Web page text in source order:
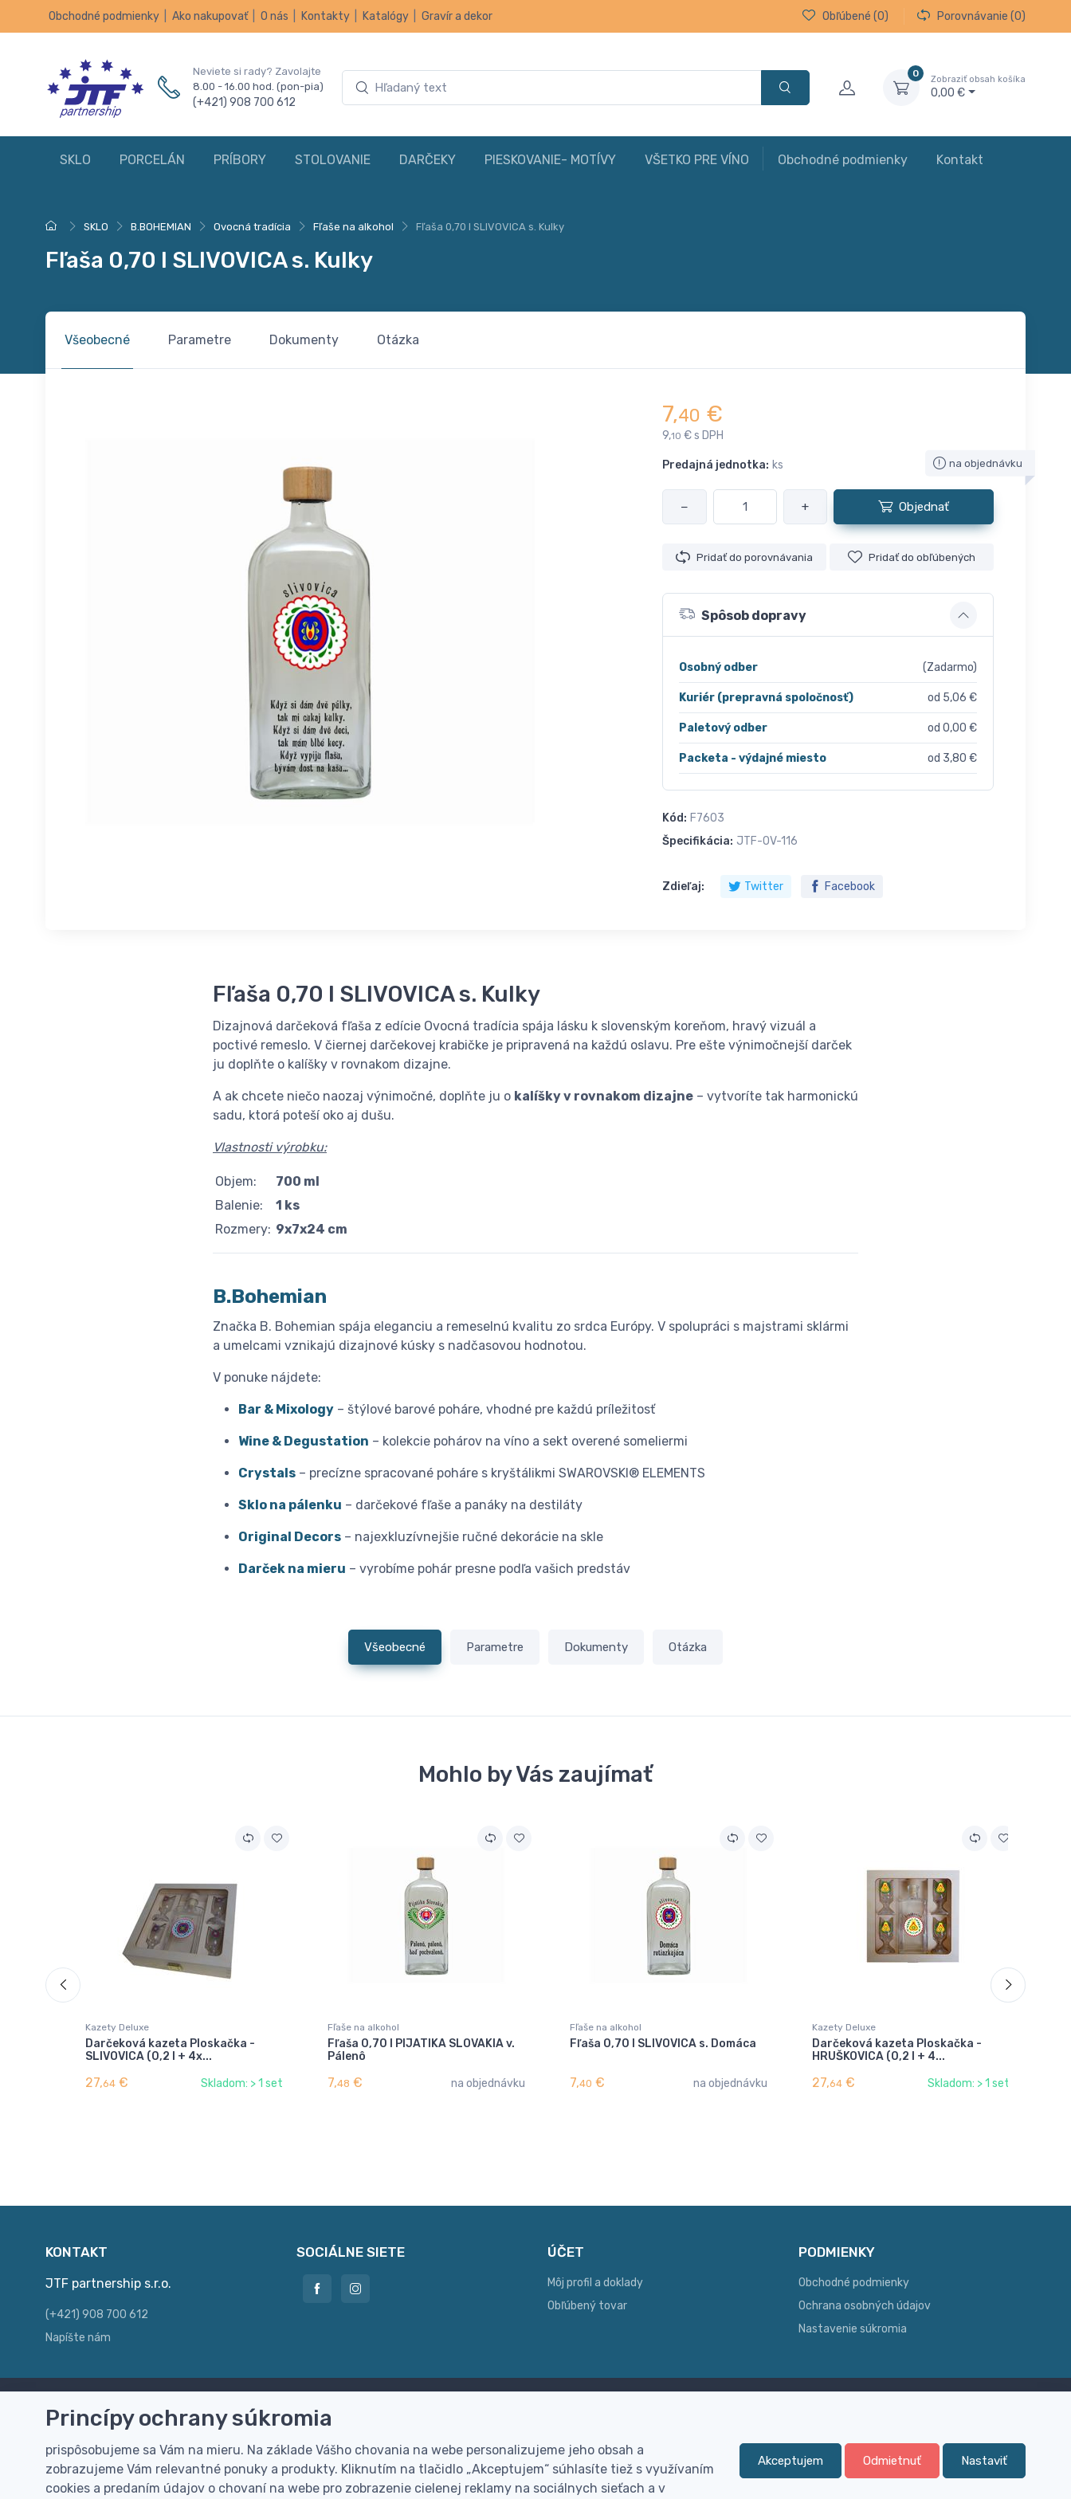
Obchodné podmienky Ako nakupovať O nás Kontakty Katalógy Gravír a dekor Obľúbené (0) Porovnávanie (0)
Neviete si rady? Zavolajte
8.00 - 16.00 hod. (pon-pia)
(+421) 908 700 612
0
Zobraziť obsah košíka
0,00 €
SKLO PORCELÁN PRÍBORY STOLOVANIE DARČEKY PIESKOVANIE- MOTÍVY VŠETKO PRE VÍNO Obchodné podmienky Kontakt
SKLO B.BOHEMIAN Ovocná tradícia Fľaše na alkohol Fľaša 0,70 l SLIVOVICA s. Kulky
Fľaša 0,70 l SLIVOVICA s. Kulky
Všeobecné Parametre Dokumenty Otázka
7,40 €
9,10 € s DPH
Predajná jednotka: ks na objednávku
− + Objednať
Pridať do porovnávania Pridať do obľúbených
Spôsob dopravy
Osobný odber (Zadarmo)
Kuriér (prepravná spoločnosť) od 5,06 €
Paletový odber od 0,00 €
Packeta - výdajné miesto od 3,80 €
Kód: F7603
Špecifikácia: JTF-OV-116
Zdieľaj: Twitter Facebook
Fľaša 0,70 l SLIVOVICA s. Kulky
Dizajnová darčeková fľaša z edície Ovocná tradícia spája lásku k slovenským koreňom, hravý vizuál a
poctivé remeslo. V čiernej darčekovej krabičke je pripravená na každú oslavu. Pre ešte výnimočnejší darček
ju doplňte o kalíšky v rovnakom dizajne.
A ak chcete niečo naozaj výnimočné, doplňte ju o kalíšky v rovnakom dizajne – vytvoríte tak harmonickú
sadu, ktorá poteší oko aj dušu.
Vlastnosti výrobku:
Objem:
700 ml
Balenie:
1 ks
Rozmery: 9x7x24 cm
B.Bohemian
Značka B. Bohemian spája eleganciu a remeselnú kvalitu zo srdca Európy. V spolupráci s majstrami sklármi
a umelcami vznikajú dizajnové kúsky s nadčasovou hodnotou.
V ponuke nájdete:
Bar & Mixology – štýlové barové poháre, vhodné pre každú príležitosť
Wine & Degustation – kolekcie pohárov na víno a sekt overené someliermi
Crystals – precízne spracované poháre s kryštálikmi SWAROVSKI® ELEMENTS
Sklo na pálenku – darčekové fľaše a panáky na destiláty
Original Decors – najexkluzívnejšie ručné dekorácie na skle
Darček na mieru – vyrobíme pohár presne podľa vašich predstáv
Všeobecné Parametre Dokumenty Otázka
Mohlo by Vás zaujímať
Kazety Deluxe
Darčeková kazeta Ploskačka -
SLIVOVICA (0,2 l + 4x...
27,64 € Skladom: > 1 set
Fľaše na alkohol
Fľaša 0,70 l PIJATIKA SLOVAKIA v.
Pálenô
7,48 € na objednávku
Fľaše na alkohol
Fľaša 0,70 l SLIVOVICA s. Domáca
7,40 € na objednávku
Kazety Deluxe
Darčeková kazeta Ploskačka -
HRUŠKOVICA (0,2 l + 4...
27,64 € Skladom: > 1 set
KONTAKT
JTF partnership s.r.o.
(+421) 908 700 612
Napíšte nám
SOCIÁLNE SIETE ÚČET
Môj profil a doklady
Obľúbený tovar
PODMIENKY
Obchodné podmienky
Ochrana osobných údajov
Nastavenie súkromia
Doprava zdarma
100 EUR (bez DPH)
prevodom alebo na dobierku
Vyrobíme Vám vlastný originálny
darček
Široký sortiment, z ktorého Vám
pomôžeme vybrať
Princípy ochrany súkromia
prispôsobujeme sa Vám na mieru. Na základe Vášho chovania na webe personalizujeme jeho obsah a
zobrazujeme Vám relevantné ponuky a produkty. Kliknutím na tlačidlo „Akceptujem“ súhlasíte tiež s využívaním
cookies a predaním údajov o chovaní na webe pro zobrazenie cielenej reklamy na sociálnych sieťach a v
Akceptujem Odmietnuť Nastaviť